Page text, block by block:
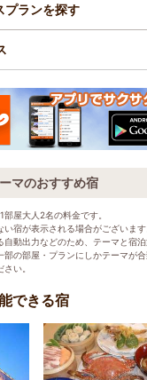
プランを探す
マのおすすめ宿
屋大人2名の料金です。
宿が表示される場合がございます
動出力などのため、テーマと宿
部の部屋・プランにしかテーマが
い。
できる宿